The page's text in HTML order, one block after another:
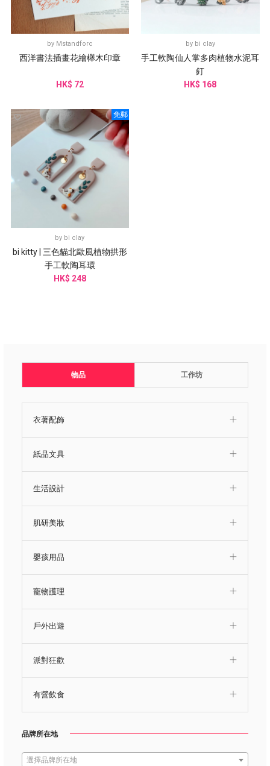
物品 工作坊
衣著配飾
紙品文具
生活設計
肌研美妝
嬰孩用品
寵物護理
戶外出遊
派對狂歡
有營飲食
品牌所在地
選擇品牌所在地
by Mstandforc
西洋書法插畫花繪櫸木印章
HK$ 72
by bi clay
手工軟陶仙人掌多肉植物水泥耳
釘
HK$ 168
免郵
by bi clay
bi kitty | 三色貓北歐風植物拱形
手工軟陶耳環
HK$ 248